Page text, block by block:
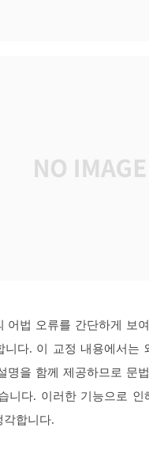
어법 오류를 간단하게 보
니다. 이 교정 내용에서는
명을 함께 제공하므로 문
니다. 이러한 기능으로 인
각합니다.